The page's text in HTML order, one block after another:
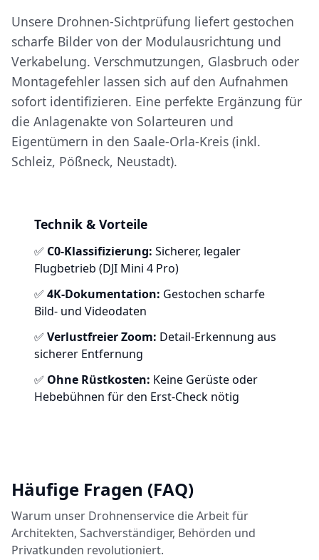
Unsere Drohnen-Sichtprüfung liefert gestochen
scharfe Bilder von der Modulausrichtung und
Verkabelung. Verschmutzungen, Glasbruch oder
Montagefehler lassen sich auf den Aufnahmen
sofort identifizieren. Eine perfekte Ergänzung für
die Anlagenakte von Solarteuren und
Eigentümern in den Saale-Orla-Kreis (inkl.
Schleiz, Pößneck, Neustadt).
Technik & Vorteile
✅ C0-Klassifizierung: Sicherer, legaler
Flugbetrieb (DJI Mini 4 Pro)
✅ 4K-Dokumentation: Gestochen scharfe
Bild- und Videodaten
✅ Verlustfreier Zoom: Detail-Erkennung aus
sicherer Entfernung
✅ Ohne Rüstkosten: Keine Gerüste oder
Hebebühnen für den Erst-Check nötig
Häufige Fragen (FAQ)
Warum unser Drohnenservice die Arbeit für
Architekten, Sachverständiger, Behörden und
Privatkunden revolutioniert.